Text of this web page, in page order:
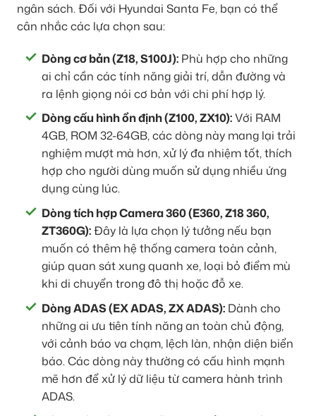
ngân sách. Đối với Hyundai Santa Fe, bạn có thể
cân nhắc các lựa chọn sau:
Dòng cơ bản (Z18, S100J): Phù hợp cho những
ai chỉ cần các tính năng giải trí, dẫn đường và
ra lệnh giọng nói cơ bản với chi phí hợp lý.
Dòng cấu hình ổn định (Z100, ZX10):Với RAM
4GB, ROM 32-64GB, các dòng này mang lại trải
nghiệm mượt mà hơn, xử lý đa nhiệm tốt, thích
hợp cho người dùng muốn sử dụng nhiều ứng
dụng cùng lúc.
Dòng tích hợp Camera 360 (E360, Z18 360,
ZT360G):Đây là lựa chọn lý tưởng nếu bạn
muốn có thêm hệ thống camera toàn cảnh,
giúp quan sát xung quanh xe, loại bỏ điểm mù
khi di chuyển trong đô thị hoặc đỗ xe.
Dòng ADAS (EX ADAS, ZX ADAS): Dành cho
những ai ưu tiên tính năng an toàn chủ động,
với cảnh báo va chạm, lệch làn, nhận diện biển
báo. Các dòng này thường có cấu hình mạnh
mẽ hơn để xử lý dữ liệu từ camera hành trình
ADAS.